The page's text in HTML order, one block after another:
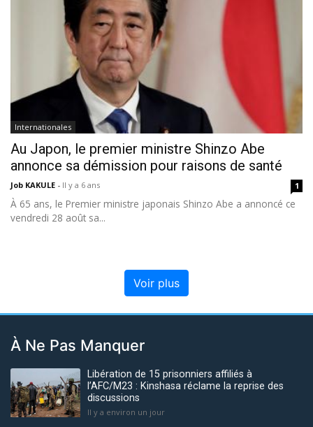
Internationales
Au Japon, le premier ministre Shinzo Abe
annonce sa démission pour raisons de santé
Job KAKULE - Il y a 6 ans 1
À 65 ans, le Premier ministre japonais Shinzo Abe a annoncé ce
vendredi 28 août sa...
Voir plus
À Ne Pas Manquer
Libération de 15 prisonniers affiliés à
l’AFC/M23 : Kinshasa réclame la reprise des
discussions
Il y a environ un jour